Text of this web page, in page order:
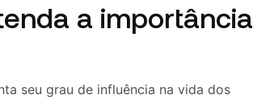
a importância
seu grau de influência na vida dos